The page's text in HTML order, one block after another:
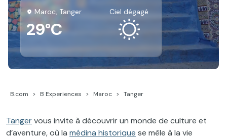
Maroc, Tanger
29°C
ciel dégagé
B.com B Experiences Maroc Tanger
Tangervous invite à découvrir un monde de culture et
d’aventure, où la médina historique se mêle à la vie